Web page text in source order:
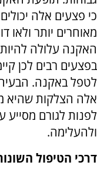
כי פצעים אלה
מאוחרים יותר ולאו
האקנה עלולה
בפצעים רבים לכן
לטפל באקנה.
אלה הצלקות שהיא
לפנות לגורם
ולהעלימה.
דרכי הטיפול